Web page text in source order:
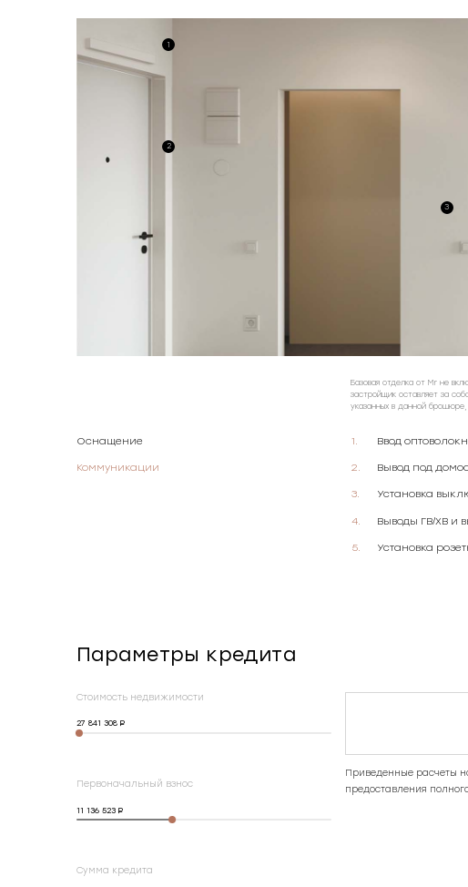
1
2
3
Базовая отделка от Mr не
застройщик оставляет за
указанных в данной брошюре,
Оснащение
Коммуникации
Ввод
Вывод под
Установка
Выводы ГВ/ХВ и
Установка
Параметры кредита
Стоимость недвижимости
27 841 308
Первоначальный взнос
11 136 523
Сумма кредита
Приведенные расчеты
предоставления